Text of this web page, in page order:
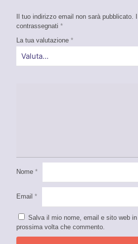
Il tuo indirizzo email non sarà pubblicato.
contrassegnati *
La tua valutazione *
Nome *
Email *
Salva il mio nome, email e sito web
prossima volta che commento.